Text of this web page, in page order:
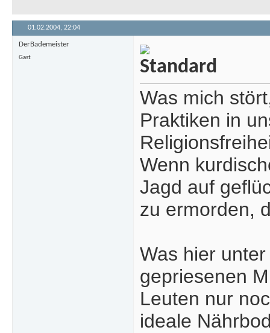
01.02.2004, 22:04
DerBademeister
Gast
Was mich
Praktiken in
Wenn
Jagd auf
zu ermorden,
Was hier
gepriesenen
Leuten nur
ideale